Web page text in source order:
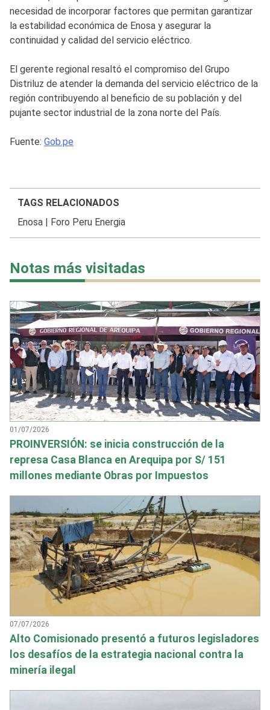
necesidad de incorporar factores que permitan garantizar
la estabilidad económica de Enosa y asegurar la
continuidad y calidad del servicio eléctrico.
El gerente regional resaltó el compromiso del Grupo
Distriluz de atender la demanda del servicio eléctrico de la
región contribuyendo al beneficio de su población y del
pujante sector industrial de la zona norte del País.
Fuente: Gob.pe
TAGS RELACIONADOS
Enosa| Foro Peru Energia
Notas más visitadas
01/07/2026
PROINVERSIÓN: se inicia construcción de la
represa Casa Blanca en Arequipa por S/ 151
millones mediante Obras por Impuestos
07/07/2026
Alto Comisionado presentó a futuros legisladores
los desafíos de la estrategia nacional contra la
minería ilegal